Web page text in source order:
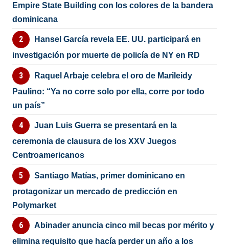
Empire State Building con los colores de la bandera
dominicana
Hansel García revela EE. UU. participará en
investigación por muerte de policía de NY en RD
Raquel Arbaje celebra el oro de Marileidy
Paulino: “Ya no corre solo por ella, corre por todo
un país”
Juan Luis Guerra se presentará en la
ceremonia de clausura de los XXV Juegos
Centroamericanos
Santiago Matías, primer dominicano en
protagonizar un mercado de predicción en
Polymarket
Abinader anuncia cinco mil becas por mérito y
elimina requisito que hacía perder un año a los